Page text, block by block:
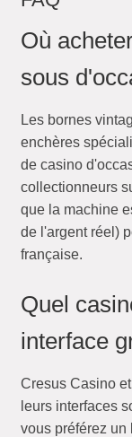
Où
sous
Les bornes
enchères
de casino
collectionneurs
que la machine
de l'argent réel)
française.
Quel
interface
Cresus Casino
leurs interfaces
vous préférez un